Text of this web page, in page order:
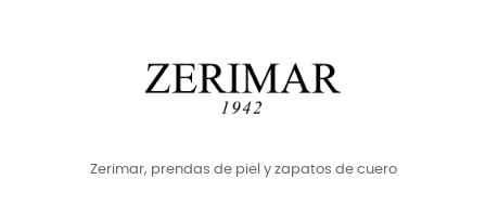
Zerimar, prendas de piel y zapatos de cuero